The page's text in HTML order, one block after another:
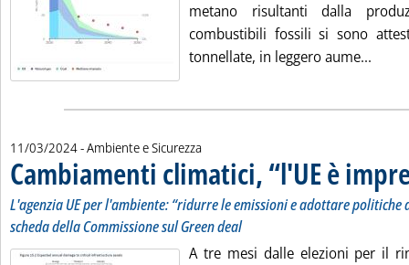
metano risultanti dalla
combustibili fossili si sono
tonnellate, in leggero aume...
11/03/2024- Ambiente e Sicurezza
Cambiamenti climatici, “l'UE è
L'agenzia UE per l'ambiente: “ridurre le emissioni e adottare politiche
scheda della Commissione sul Green deal
A tre mesi dalle elezioni per il